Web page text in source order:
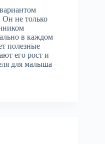
Он не только
в каждом
полезные
его рост и
для малыша –